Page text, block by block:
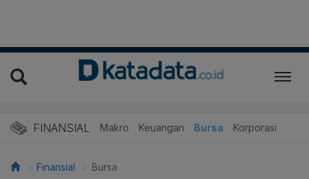
FINANSIAL Makro Keuangan Bursa Korporasi
Finansial Bursa